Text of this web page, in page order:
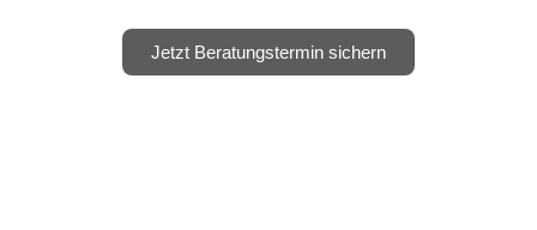
Jetzt Beratungstermin sichern